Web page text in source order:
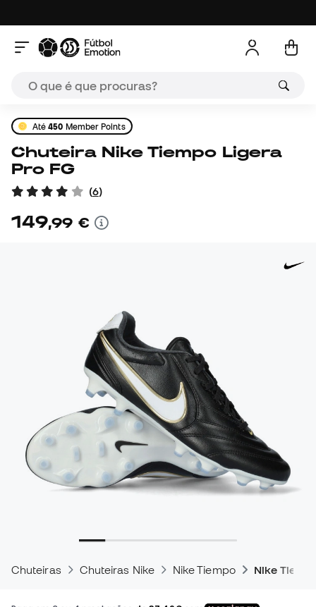
Até450 Member Points
Chuteira Nike Tiempo Ligera
Pro FG
(6)
149,99 €
Chuteiras Chuteiras Nike Nike Tiempo Nike